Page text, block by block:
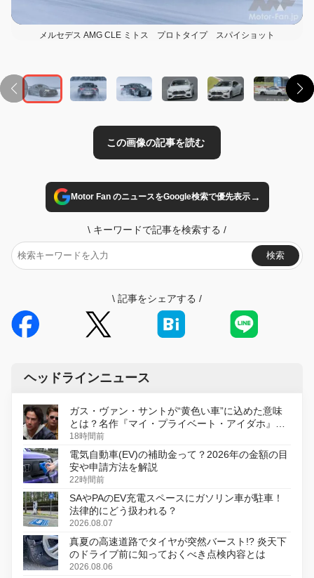
メルセデス AMG CLE ミトス プロトタイプ スパイショット
Motor Fan のニュースをGoogle検索で優先表示→
\ キーワードで記事を検索する /
検索
\ 記事をシェアする /
ヘッドラインニュース
ガス・ヴァン・サントが“黄色い車”に込めた意味
とは？名作『マイ・プライベート・アイダホ』が
初のデジタルリマスター版で復活
18時間前
電気自動車(EV)の補助金って？2026年の金額の目
安や申請方法を解説
22時間前
SAやPAのEV充電スペースにガソリン車が駐車！
法律的にどう扱われる？
2026.08.07
真夏の高速道路でタイヤが突然バースト!? 炎天下
のドライブ前に知っておくべき点検内容とは
2026.08.06